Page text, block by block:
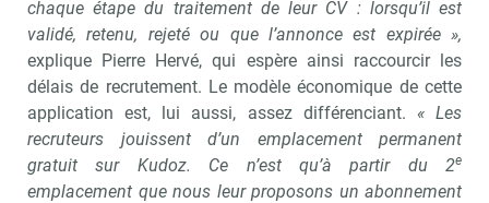
chaque étape du traitement de leur CV : lorsqu’il est
validé, retenu, rejeté ou que l’annonce est expirée »,
explique Pierre Hervé, qui espère ainsi raccourcir les
délais de recrutement. Le modèle économique de cette
application est, lui aussi, assez différenciant. « Les
recruteurs jouissent d’un emplacement permanent
gratuit sur Kudoz. Ce n’est qu’à partir du 2e
emplacement que nous leur proposons un abonnement